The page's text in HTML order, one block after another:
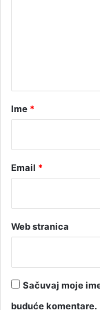
rIme *
Email *
Web stranica
Sačuvaj moje
buduće komentare.